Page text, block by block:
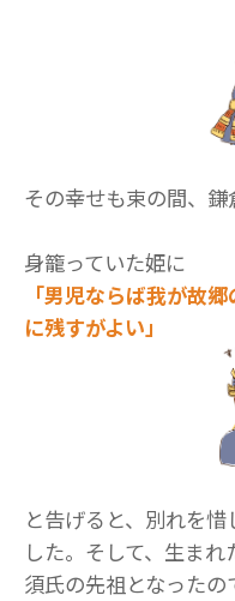
その幸せも束の間、
身籠っていた姫に
「男児ならば我が故
に残すがよい」
と告げると、別れを
した。そして、生ま
須氏の先祖となったの